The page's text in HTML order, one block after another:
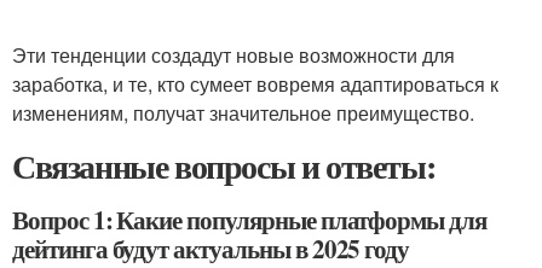
Эти тенденции создадут новые возможности для
заработка, и те, кто сумеет вовремя адаптироваться к
изменениям, получат значительное преимущество.
Связанные вопросы и ответы:
Вопрос 1: Какие популярные платформы для
дейтинга будут актуальны в 2025 году